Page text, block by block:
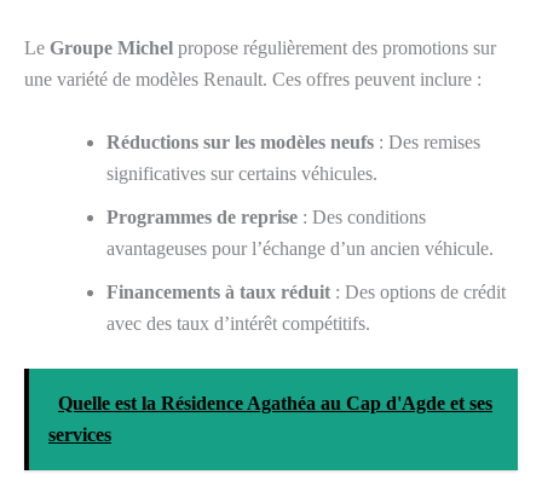
Le Groupe Michel propose régulièrement des promotions sur
une variété de modèles Renault. Ces offres peuvent inclure :
Réductions sur les modèles neufs : Des remises
significatives sur certains véhicules.
Programmes de reprise : Des conditions
avantageuses pour l’échange d’un ancien véhicule.
Financements à taux réduit : Des options de crédit
avec des taux d’intérêt compétitifs.
Quelle est la Résidence Agathéa au Cap d'Agde et ses
services